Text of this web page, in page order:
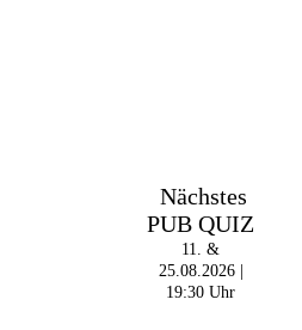
Nächstes
PUB QUIZ
11. &
25.08.2026 |
19:30 Uhr